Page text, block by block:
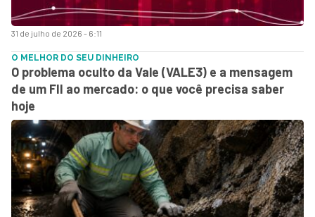
31 de julho de 2026 - 6:11
O MELHOR DO SEU DINHEIRO
O problema oculto da Vale (VALE3) e a mensagem
de um FII ao mercado: o que você precisa saber
hoje